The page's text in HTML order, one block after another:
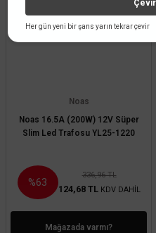
Noas
Noas 16.5A (200W) 12V Süper
Slim Led Trafosu YL25-1220
%63
336,96 TL
124,68 TL KDV DAHİL
Mağazada varmı?
Her gün yeni bir şans yarın tekrar çevir